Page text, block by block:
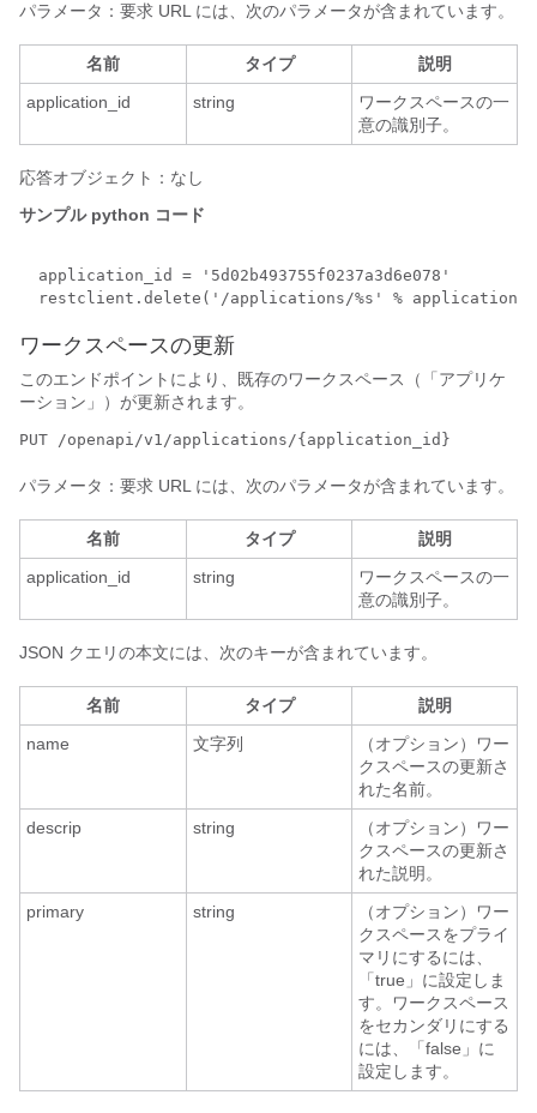
パラメータ：要求 URL には、次のパラメータが含まれています。
名前 タイプ
説明
application_id
string
ワークスペースの一
意の識別子。
応答オブジェクト：なし
サンプル python コード
  application_id = '5d02b493755f0237a3d6e078'
ワークスペースの更新
このエンドポイントにより、既存のワークスペース（「アプリケ
ーション」）が更新されます。
PUT /openapi/v1/applications/{application_id}
パラメータ：要求 URL には、次のパラメータが含まれています。
名前 タイプ
説明
application_id
string
ワークスペースの一
意の識別子。
JSON クエリの本文には、次のキーが含まれています。
名前 タイプ
説明
name
文字列
（オプション）ワー
クスペースの更新さ
れた名前。
descrip
string
（オプション）ワー
クスペースの更新さ
れた説明。
primary
string
（オプション）ワー
クスペースをプライ
マリにするには、
「true」に設定しま
す。ワークスペース
をセカンダリにする
には、「false」に
設定します。